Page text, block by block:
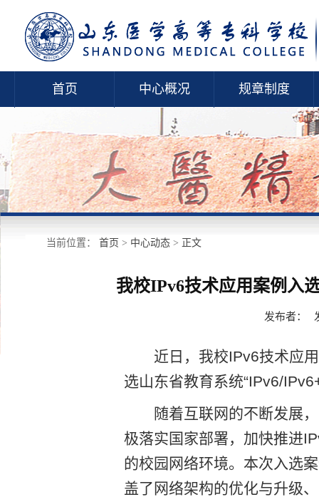
首页 中心概况 规章制度
当前位置： 首页 > 中心动态 > 正文
我校IPv6技术应用案例入
发布者：
近日，我校IPv6技术应
选山东省教育系统“IPv6/
随着互联网的不断发展
极落实国家部署，加快推进
的校园网络环境。本次入选
盖了网络架构的优化与升级